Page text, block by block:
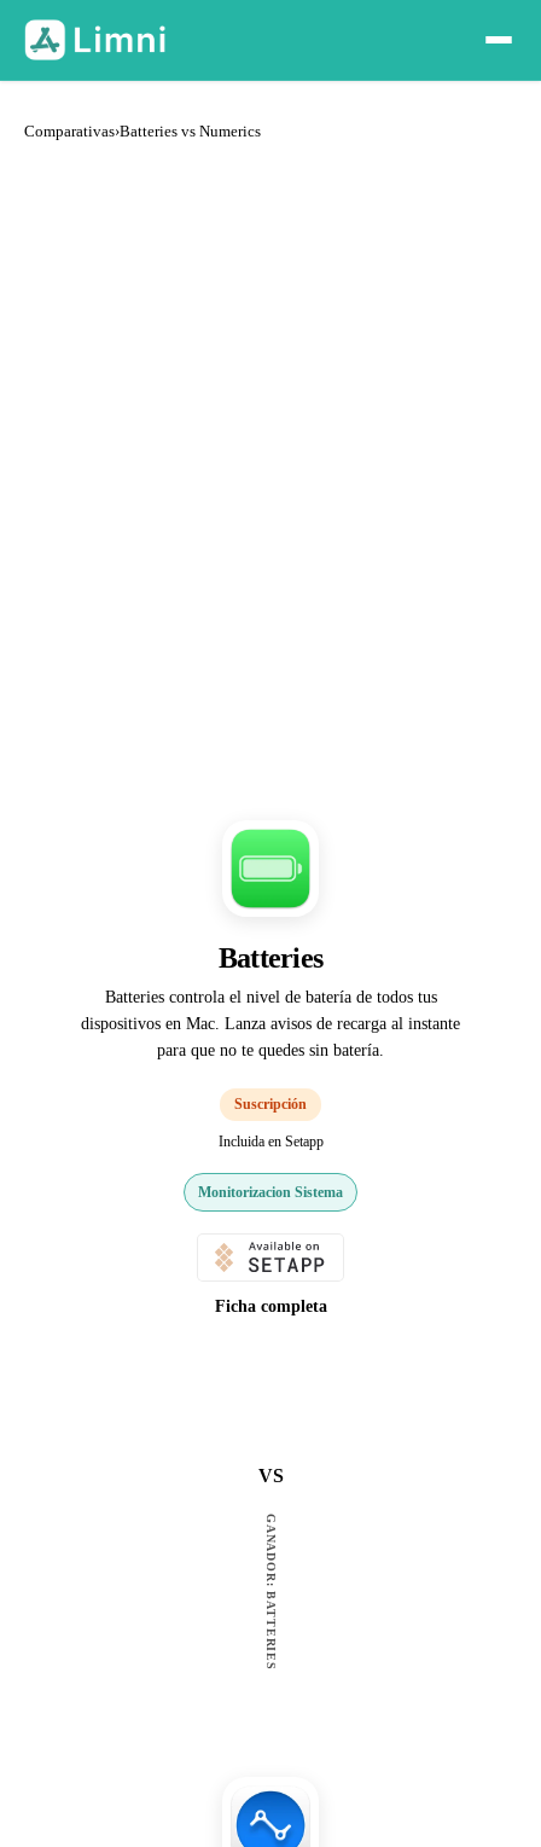
Comparativas›Batteries vs Numerics
Batteries
Batteries controla el nivel de batería de todos tus
dispositivos en Mac. Lanza avisos de recarga al instante
para que no te quedes sin batería.
Suscripción
Incluida en Setapp
Monitorizacion Sistema
Ficha completa
VS
GANADOR: BATTERIES